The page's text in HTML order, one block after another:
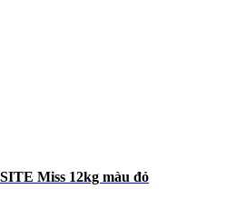
Bình gas COMPOSITE Miss 12kg màu đỏ